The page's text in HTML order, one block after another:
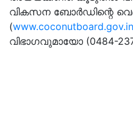
വികസന ബോർഡിന്റെ
(www.coconutboard.gov.in
വിഭാഗവുമായോ (0484-